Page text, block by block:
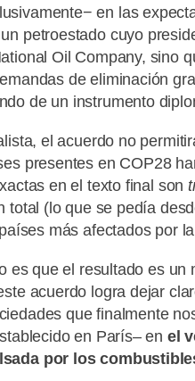
en las
petroestado cuyo
Oil Company, sino
de eliminación
de un instrumento
el acuerdo no
presentes en COP28
en el texto final son
total (lo que se pedía
más afectados por
es que el resultado es
acuerdo logra dejar
que finalmente
en París– en el
por los